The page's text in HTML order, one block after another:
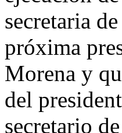
secretaria
próxima
Morena y
del
secretario